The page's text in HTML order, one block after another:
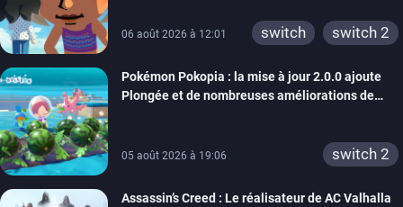
switch 2
06 août 2026 à 12:01 switch switch 2
Pokémon Pokopia : la mise à jour 2.0.0 ajoute
Plongée et de nombreuses améliorations de
05 août 2026 à 19:06 switch 2
Assassin’s Creed : Le réalisateur de AC Valhalla